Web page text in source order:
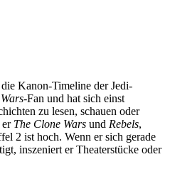
Kanon-Timeline der Jedi-
-Fan und hat sich einst
zu lesen, schauen oder
er The Clone Wars und Rebels,
2 ist hoch. Wenn er sich gerade
inszeniert er Theaterstücke oder